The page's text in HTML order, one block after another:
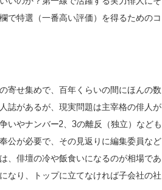
で特選（一番高い評価）を得るためのコ
寄せ集めで、百年くらいの間にほんの数
誌があるが、現実問題は主宰格の俳人が
いやナンバー2、3の離反（独立）なども
公が必要で、その見返りに編集委員など
、俳壇の冷や飯食いになるのが相場であ
なり、トップに立てなければ子会社の社